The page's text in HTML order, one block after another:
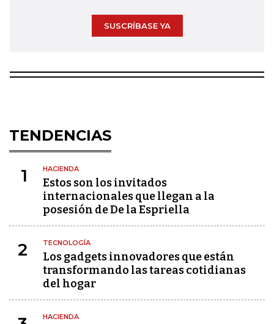
SUSCRÍBASE YA
TENDENCIAS
1 HACIENDA
Estos son los invitados
internacionales que llegan a la
posesión de De la Espriella
2 TECNOLOGÍA
Los gadgets innovadores que están
transformando las tareas cotidianas
del hogar
HACIENDA